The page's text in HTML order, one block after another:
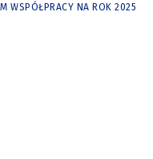
WSPÓŁPRACY NA ROK 2025